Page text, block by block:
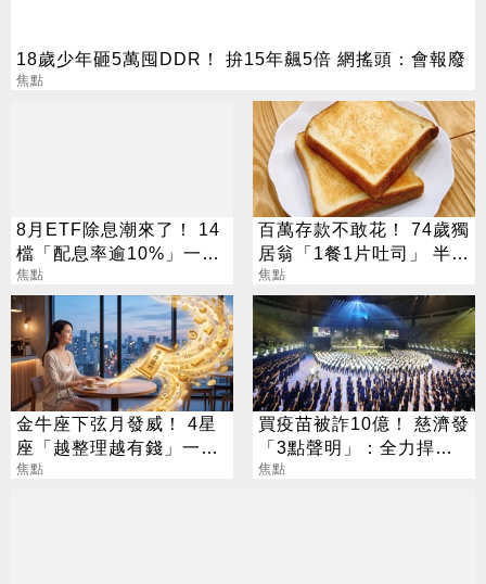
18歲少年砸5萬囤DDR！ 拚15年飆5倍 網搖頭：會報廢
焦點
8月ETF除息潮來了！ 14
檔「配息率逾10%」一次
看
焦點
百萬存款不敢花！ 74歲獨
居翁「1餐1片吐司」 半年
暴瘦嚇壞女兒
焦點
金牛座下弦月發威！ 4星
座「越整理越有錢」一路
旺運到10月
焦點
買疫苗被詐10億！ 慈濟發
「3點聲明」：全力捍衛
捐款人權益
焦點